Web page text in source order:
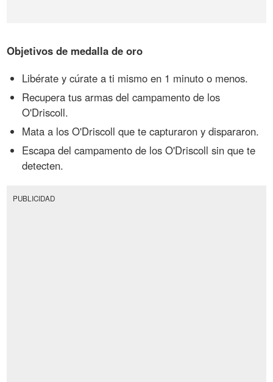
Objetivos de medalla de oro
Libérate y cúrate a ti mismo en 1 minuto o menos.
Recupera tus armas del campamento de los
O'Driscoll.
Mata a los O'Driscoll que te capturaron y dispararon.
Escapa del campamento de los O'Driscoll sin que te
detecten.
PUBLICIDAD